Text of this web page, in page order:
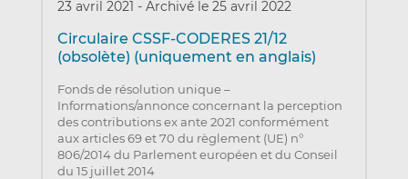
23 avril 2021 - Archivé le 25 avril 2022
Circulaire CSSF-CODERES 21/12
(obsolète) (uniquement en anglais)
Fonds de résolution unique –
Informations/annonce concernant la perception
des contributions ex ante 2021 conformément
aux articles 69 et 70 du règlement (UE) n°
806/2014 du Parlement européen et du Conseil
du 15 juillet 2014